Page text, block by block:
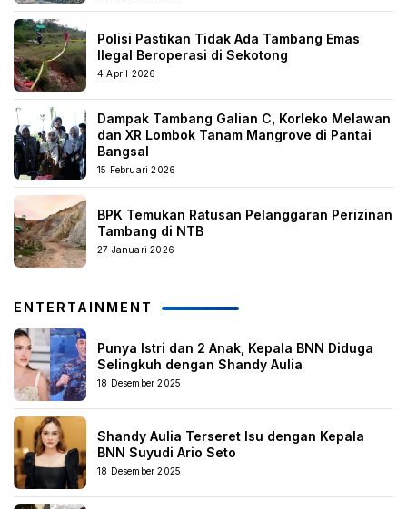
Polisi Pastikan Tidak Ada Tambang Emas
Ilegal Beroperasi di Sekotong
4 April 2026
Dampak Tambang Galian C, Korleko Melawan
dan XR Lombok Tanam Mangrove di Pantai
Bangsal
15 Februari 2026
BPK Temukan Ratusan Pelanggaran Perizinan
Tambang di NTB
27 Januari 2026
ENTERTAINMENT
Punya Istri dan 2 Anak, Kepala BNN Diduga
Selingkuh dengan Shandy Aulia
18 Desember 2025
Shandy Aulia Terseret Isu dengan Kepala
BNN Suyudi Ario Seto
18 Desember 2025